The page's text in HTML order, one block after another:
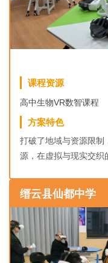
课程资源
高中生物VR数智课程
方案特色
打破了地域与资源限制
源，在虚拟与现实交织
缙云县仙都中学